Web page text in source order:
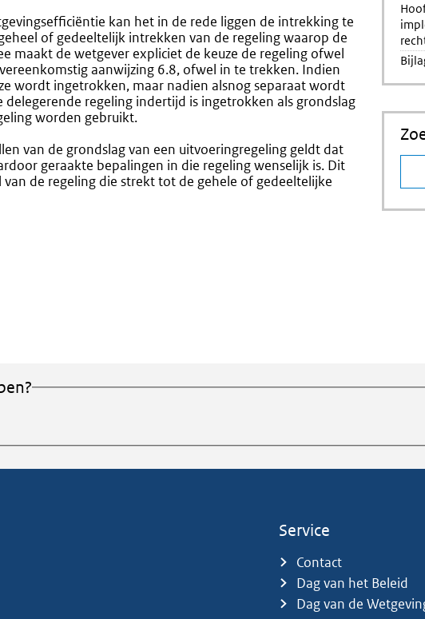
kan het in de rede liggen de intrekking te
of gedeeltelijk intrekken van de regeling waarop de
maakt de wetgever expliciet de keuze de regeling ofwel
aanwijzing 6.8, ofwel in te trekken. Indien
wordt ingetrokken, maar nadien alsnog separaat wordt
regeling indertijd is ingetrokken als grondslag
worden gebruikt.
van de grondslag van een uitvoeringregeling geldt dat
geraakte bepalingen in die regeling wenselijk is. Dit
de regeling die strekt tot de gehele of gedeeltelijke
Service
Contact
Dag van het Beleid
Dag van de